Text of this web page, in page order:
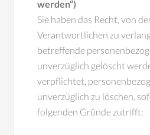
werden“)
Sie haben das Recht, von
Verantwortlichen zu
betreffende
unverzüglich gelöscht
verpflichtet,
unverzüglich zu löschen,
folgenden Gründe zutrifft: